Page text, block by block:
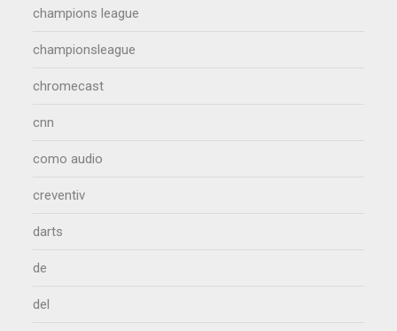
champions league
championsleague
chromecast
cnn
como audio
creventiv
darts
de
del